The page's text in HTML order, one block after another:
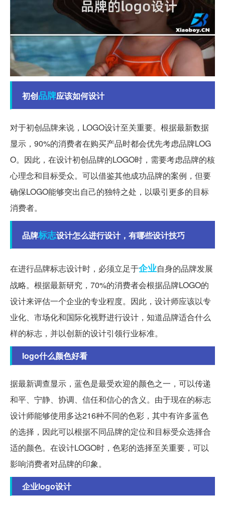
初创品牌应该如何设计
对于初创品牌来说，LOGO设计至关重要。根据最新数据
显示，90%的消费者在购买产品时都会优先考虑品牌LOG
O。因此，在设计初创品牌的LOGO时，需要考虑品牌的核
心理念和目标受众。可以借鉴其他成功品牌的案例，但要
确保LOGO能够突出自己的独特之处，以吸引更多的目标
消费者。
品牌标志设计怎么进行设计，有哪些设计技巧
在进行品牌标志设计时，必须立足于企业自身的品牌发展
战略。根据最新研究，70%的消费者会根据品牌LOGO的
设计来评估一个企业的专业程度。因此，设计师应该以专
业化、市场化和国际化视野进行设计，知道品牌适合什么
样的标志，并以创新的设计引领行业标准。
logo什么颜色好看
据最新调查显示，蓝色是最受欢迎的颜色之一，可以传递
和平、宁静、协调、信任和信心的含义。由于现在的标志
设计师能够使用多达216种不同的色彩，其中有许多蓝色
的选择，因此可以根据不同品牌的定位和目标受众选择合
适的颜色。在设计LOGO时，色彩的选择至关重要，可以
影响消费者对品牌的印象。
企业logo设计